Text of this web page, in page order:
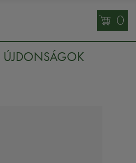
0
ÚJDONSÁGOK